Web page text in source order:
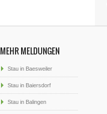
MEHR MELDUNGEN
Stau in Baesweiler
Stau in Baiersdorf
Stau in Balingen